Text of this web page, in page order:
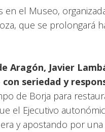
en el Museo,
que se prolongará
Aragón, Javier
seriedad y
de Borja para
el Ejecutivo
y apostando por